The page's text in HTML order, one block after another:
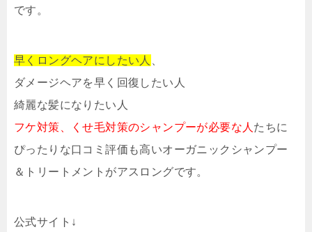
です。
早くロングヘアにしたい人
ダメージヘアを早く回復したい人
綺麗な髪になりたい人
フケ対策、くせ毛対策のシャンプーが必要な人 たちに
ぴったりな口コミ評価も高いオーガニックシャンプー
＆トリートメントがアスロングです。
公式サイト↓